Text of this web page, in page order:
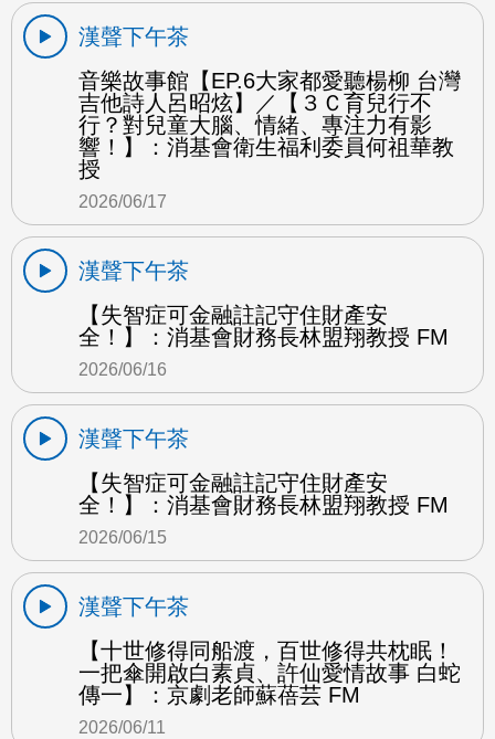
漢聲下午茶
音樂故事館【EP.6大家都愛聽楊柳 台灣
吉他詩人呂昭炫】／【３Ｃ育兒行不
行？對兒童大腦、情緒、專注力有影
響！】：消基會衛生福利委員何祖華教
授
2026/06/17
漢聲下午茶
【失智症可金融註記守住財產安
全！】：消基會財務長林盟翔教授 FM
2026/06/16
漢聲下午茶
【失智症可金融註記守住財產安
全！】：消基會財務長林盟翔教授 FM
2026/06/15
漢聲下午茶
【十世修得同船渡，百世修得共枕眠！
一把傘開啟白素貞、許仙愛情故事 白蛇
傳一】：京劇老師蘇蓓芸 FM
2026/06/11